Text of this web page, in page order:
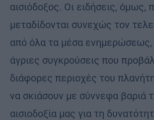
αισιόδοξος. Οι ειδήσεις, όμως,
μεταδίδονται συνεχώς τον
από όλα τα μέσα ενημερώσεως,
άγριες συγκρούσεις που
διάφορες περιοχές του
να σκιάσουν με σύννεφα βαριά
αισιοδοξία μας για τη